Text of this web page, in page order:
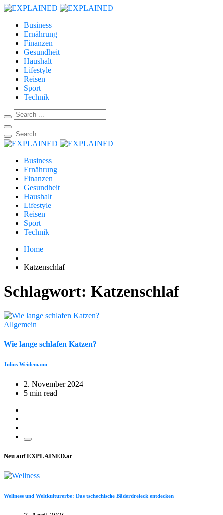
Business
Ernährung
Finanzen
Gesundheit
Haushalt
Lifestyle
Reisen
Sport
Technik
Business
Ernährung
Finanzen
Gesundheit
Haushalt
Lifestyle
Reisen
Sport
Technik
Home
Katzenschlaf
Schlagwort: Katzenschlaf
Allgemein
Wie lange schlafen Katzen?
Julius Weidemann
2. November 2024
5 min read
Neu auf EXPLAINED.at
Wellness und Weltkulturerbe: Das tschechische Bäderdreieck entdecken